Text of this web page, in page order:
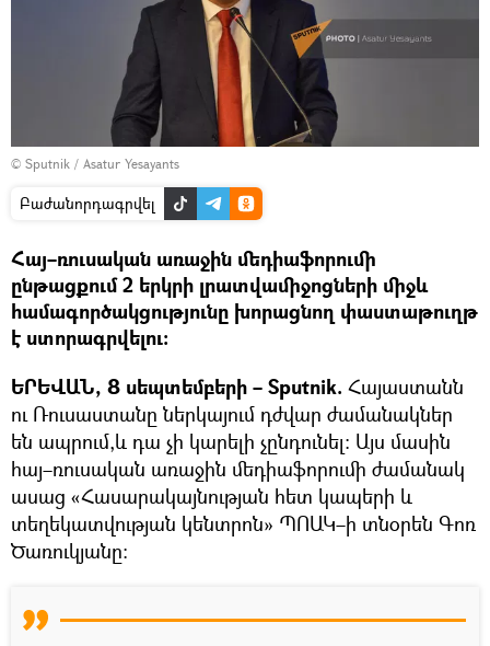
© Sputnik / Asatur Yesayants
Բաժանորդագրվել
Հայ–ռուսական առաջին մեդիաֆորումի
ընթացքում 2 երկրի լրատվամիջոցների միջև
համագործակցությունը խորացնող փաստաթուղթ
է ստորագրվելու։
ԵՐԵՎԱՆ, 8 սեպտեմբերի – Sputnik. Հայաստանն
ու Ռուսաստանը ներկայում դժվար ժամանակներ
են ապրում,և դա չի կարելի չընդունել։ Այս մասին
հայ–ռուսական առաջին մեդիաֆորումի ժամանակ
ասաց «Հասարակայնության հետ կապերի և
տեղեկատվության կենտրոն» ՊՈԱԿ–ի տնօրեն Գոռ
Ծառուկյանը։